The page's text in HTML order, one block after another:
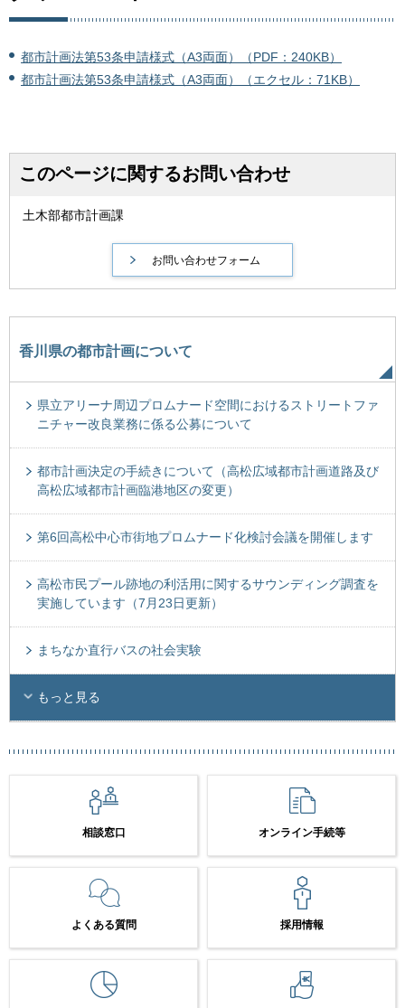
都市計画法第53条申請様式（A3両面）（PDF：240KB）
都市計画法第53条申請様式（A3両面）（エクセル：71KB）
このページに関するお問い合わせ
土木部都市計画課
香川県の都市計画について
県立アリーナ周辺プロムナード空間におけるストリートファ
ニチャー改良業務に係る公募について
都市計画決定の手続きについて（高松広域都市計画道路及び
高松広域都市計画臨港地区の変更）
第6回高松中心市街地プロムナード化検討会議を開催します
高松市民プール跡地の利活用に関するサウンディング調査を
実施しています（7月23日更新）
まちなか直行バスの社会実験
もっと見る
相談窓口 オンライン手続等
よくある質問 採用情報